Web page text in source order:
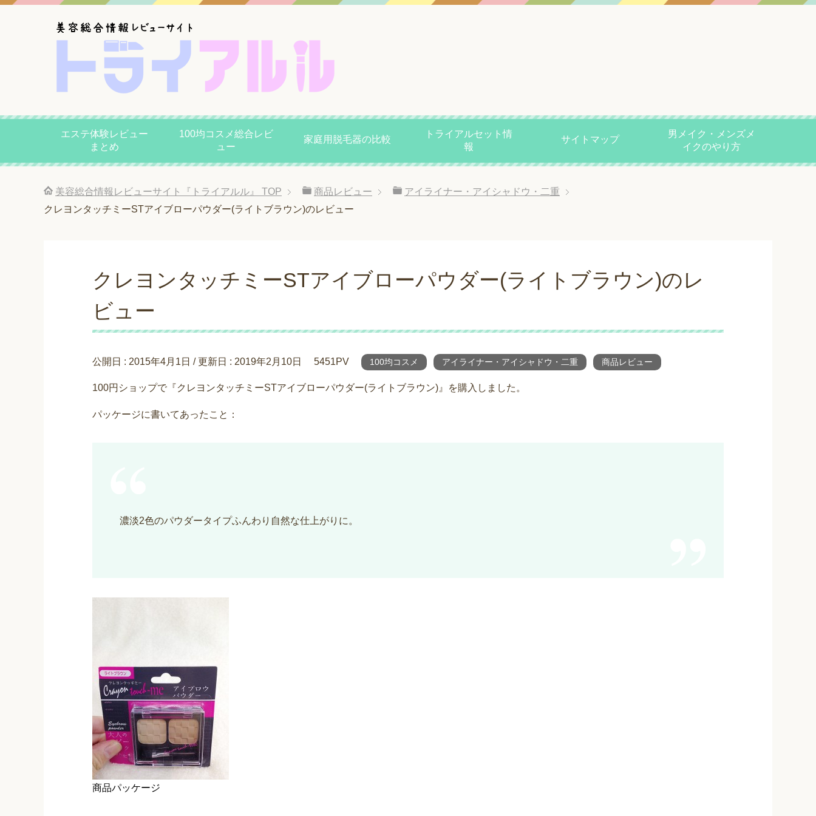
エステ体験レビュー
まとめ
100均コスメ総合レビ
ュー
家庭用脱毛器の比較
トライアルセット情
報
サイトマップ
男メイク・メンズメ
イクのやり方
美容総合情報レビューサイト『トライアルル』 TOP 商品レビュー
アイライナー・アイシャドウ・二重
クレヨンタッチミーSTアイブローパウダー(ライトブラウン)のレビュー
クレヨンタッチミーSTアイブローパウダー(ライトブラウン)のレ
ビュー
公開日 : 2015年4月1日 / 更新日 : 2019年2月10日 5451PV 100均コスメ アイライナー・アイシャドウ・二重 商品レビュー
100円ショップで『クレヨンタッチミーSTアイブローパウダー(ライトブラウン)』を購入しました。
パッケージに書いてあったこと：
濃淡2色のパウダータイプふんわり自然な仕上がりに。
商品パッケージ